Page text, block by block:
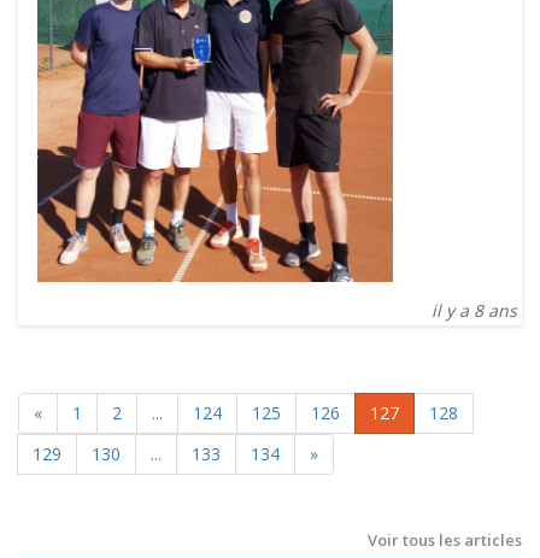
il y a 8 ans
« 1 2 ... 124 125 126 127
128
129
130 ... 133 134 »
Voir tous les articles